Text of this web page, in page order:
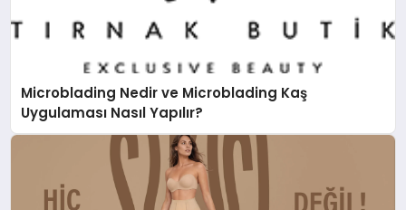
Microblading Nedir ve Microblading Kaş
Uygulaması Nasıl Yapılır?